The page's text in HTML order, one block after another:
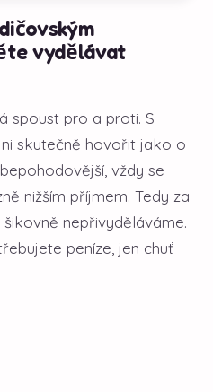
vydělávat
spoust pro a proti. S
skutečně hovořit jako o
vždy se
nižším příjmem. Tedy za
nepřivyděláváme.
peníze, jen chuť